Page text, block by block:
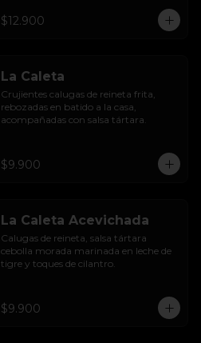
salsa tártara, cebolla encurtida,
mayonesa y palta.
$12.900
La Caleta
Crujientes calugas de reineta frita,
rebozadas en batido a la casa,
acompañadas con salsa tártara.
$9.900
La Caleta Acevichada
Calugas de reineta, salsa tártara
cebolla morada marinada en leche de
tigre y toques de cilantro.
$9.900